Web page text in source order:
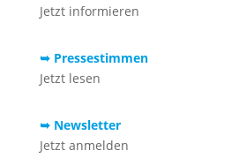
Jetzt informieren
➥ Pressestimmen
Jetzt lesen
➥ Newsletter
Jetzt anmelden